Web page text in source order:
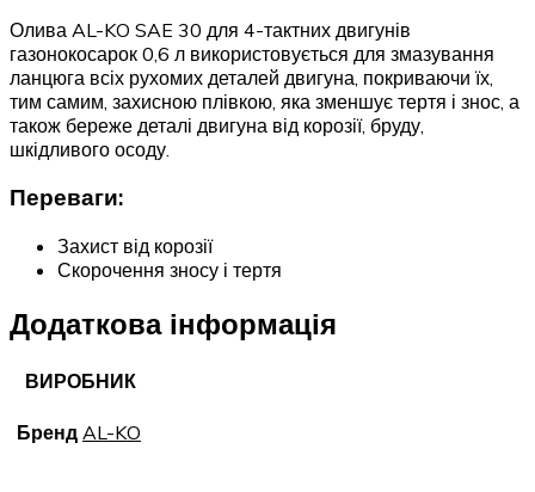
Олива AL-KO SAE 30 для 4-тактних двигунів
газонокосарок 0,6 л використовується для змазування
ланцюга всіх рухомих деталей двигуна, покриваючи їх,
тим самим, захисною плівкою, яка зменшує тертя і знос, а
також береже деталі двигуна від корозії, бруду,
шкідливого осоду.
Переваги:
Захист від корозії
Скорочення зносу і тертя
Додаткова інформація
ВИРОБНИК
Бренд AL-KO